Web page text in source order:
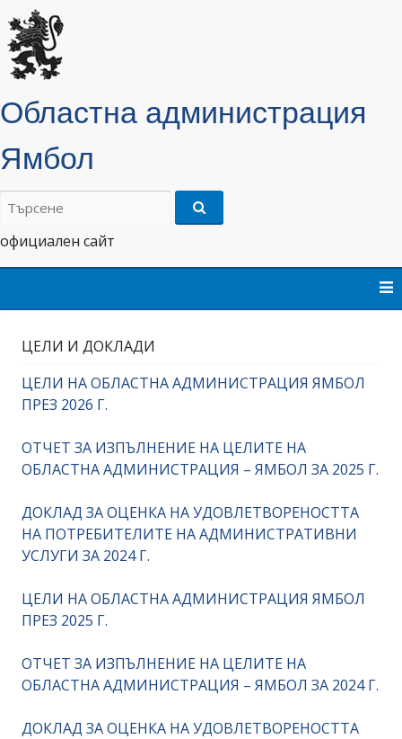
Областна администрация
Ямбол
Търсене
официален сайт
ЦЕЛИ И ДОКЛАДИ
ЦЕЛИ НА ОБЛАСТНА АДМИНИСТРАЦИЯ ЯМБОЛ
ПРЕЗ 2026 Г.
ОТЧЕТ ЗА ИЗПЪЛНЕНИЕ НА ЦЕЛИТЕ НА
ОБЛАСТНА АДМИНИСТРАЦИЯ – ЯМБОЛ ЗА 2025 Г.
ДОКЛАД ЗА ОЦЕНКА НА УДОВЛЕТВОРЕНОСТТА
НА ПОТРЕБИТЕЛИТЕ НА АДМИНИСТРАТИВНИ
УСЛУГИ ЗА 2024 Г.
ЦЕЛИ НА ОБЛАСТНА АДМИНИСТРАЦИЯ ЯМБОЛ
ПРЕЗ 2025 Г.
ОТЧЕТ ЗА ИЗПЪЛНЕНИЕ НА ЦЕЛИТЕ НА
ОБЛАСТНА АДМИНИСТРАЦИЯ – ЯМБОЛ ЗА 2024 Г.
ДОКЛАД ЗА ОЦЕНКА НА УДОВЛЕТВОРЕНОСТТА